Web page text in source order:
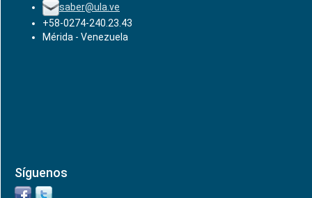
saber@ula.ve
+58-0274-240.23.43
Mérida - Venezuela
Síguenos